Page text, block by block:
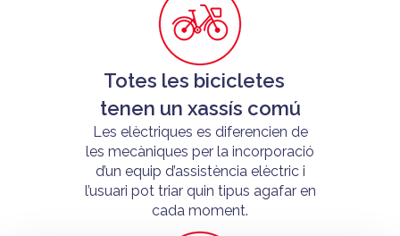
Totes les bicicletes
tenen un xassís comú
Les elèctriques es diferencien de
les mecàniques per la incorporació
d’un equip d’assistència elèctric i
l’usuari pot triar quin tipus agafar en
cada moment.